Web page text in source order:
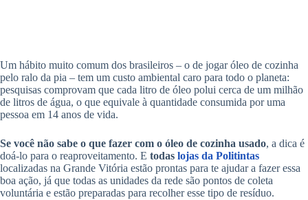
Um hábito muito comum dos brasileiros – o de jogar óleo de cozinha
pelo ralo da pia – tem um custo ambiental caro para todo o planeta:
pesquisas comprovam que cada litro de óleo polui cerca de um milhão
de litros de água, o que equivale à quantidade consumida por uma
pessoa em 14 anos de vida.
Se você não sabe o que fazer com o óleo de cozinha usado, a dica é
doá-lo para o reaproveitamento. E todas lojas da Politintas
localizadas na Grande Vitória estão prontas para te ajudar a fazer essa
boa ação, já que todas as unidades da rede são pontos de coleta
voluntária e estão preparadas para recolher esse tipo de resíduo.